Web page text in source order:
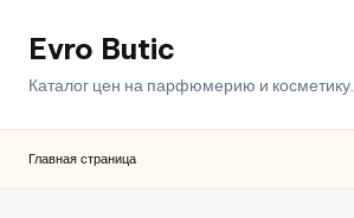
ПерейтиEvro Butic
Каталог цен на парфюмерию и косметику.
Главная страница